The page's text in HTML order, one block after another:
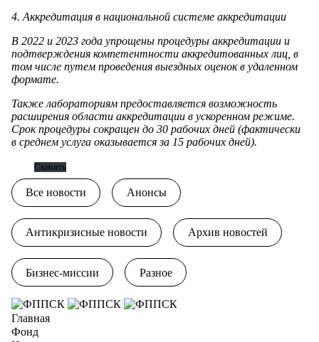
4. Аккредитация в национальной системе аккредитации
В 2022 и 2023 года упрощены процедуры аккредитации и
подтверждения компетентности аккредитованных лиц, в
том числе путем проведения выездных оценок в удаленном
формате.
Также лабораториям предоставляется возможность
расширения области аккредитации в ускоренном режиме.
Срок процедуры сокращен до 30 рабочих дней (фактически
в среднем услуга оказывается за 15 рабочих дней).
Скачать
Все новости Анонсы
Антикризисные новости Архив новостей
Бизнес-миссии Разное
Главная
Фонд